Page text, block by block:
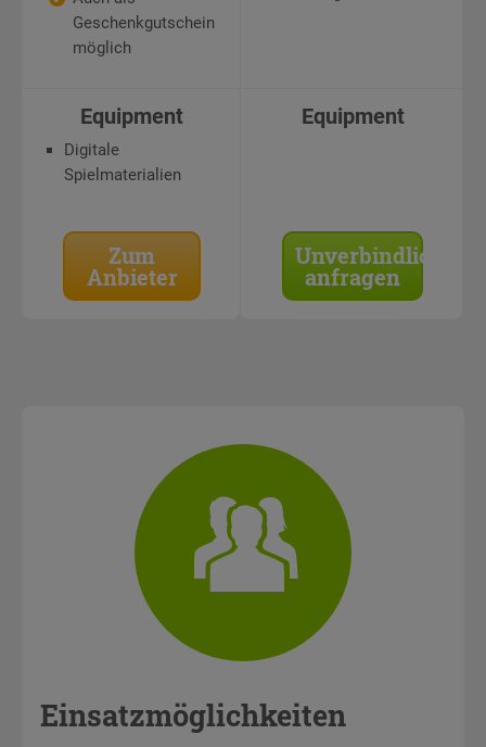
Geschenkgutschein
möglich
Equipment
Digitale
Spielmaterialien
Equipment
Zum
Anbieter
Unverbindlich
anfragen
Einsatzmöglichkeiten